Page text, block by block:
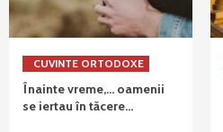
CUVINTE ORTODOXE
Înainte vreme,… oamenii
se iertau în tăcere…